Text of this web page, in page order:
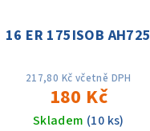
16 ER 175ISOB AH725
217,80 Kč včetně DPH
180 Kč
Skladem (10 ks)